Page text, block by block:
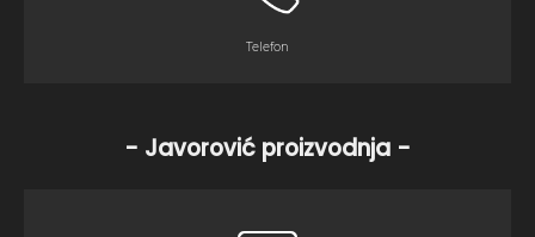
Telefon
- Javorović proizvodnja -